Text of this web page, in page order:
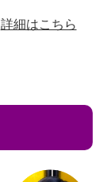
詳細はこちら